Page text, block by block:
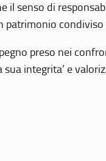
il senso di
condiviso
preso nei
integrita’ e